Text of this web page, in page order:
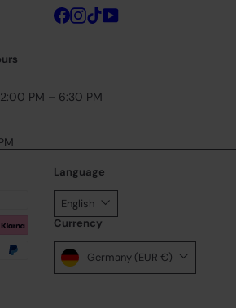
Facebook
Instagram
TikTok
PM – 6:30 PM
Language
English
Currency
Germany (EUR €)